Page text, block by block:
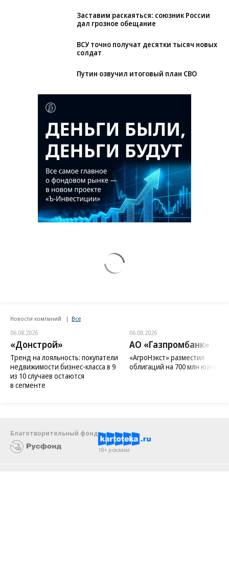
Заставим раскаяться: союзник России
ВСУ точно получат десятки тысяч новых
Новости компаний
06.08.2026
«Донстрой»
Тренд на лояльность: покупатели
недвижимости бизнес-класса в 9
из 10 случаев остаются
06.08.2026
АО «Газпромбанк»
«АгроНэкст» разместил
Благотворительный фонд